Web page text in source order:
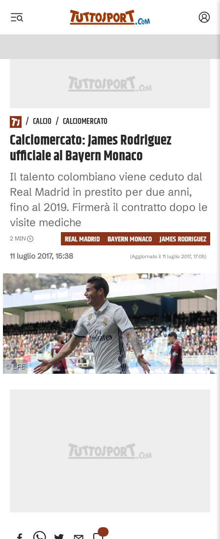
/ CALCIO / CALCIOMERCATO
Calciomercato: James Rodriguez
ufficiale al Bayern Monaco
Il talento colombiano viene ceduto dal
Real Madrid in prestito per due anni,
fino al 2019. Firmerà il contratto dopo le
visite mediche
11 luglio 2017, 15:38 (Aggiornato il 11 luglio 2017, 17:05)
2 MIN JAMES RODRIGUEZ
BAYERN MONACO
REAL MADRID
©EFE